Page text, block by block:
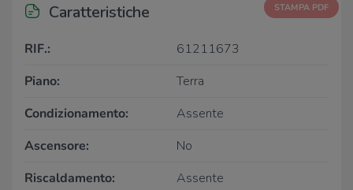
Caratteristiche STAMPA PDF
RIF.:
61211673
Piano:
Terra
Condizionamento:
Assente
Ascensore:
No
Riscaldamento:
Assente